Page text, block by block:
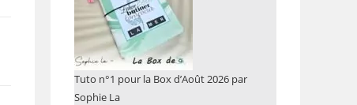
Tuto n°1 pour la Box d’Août 2026 par
Sophie La